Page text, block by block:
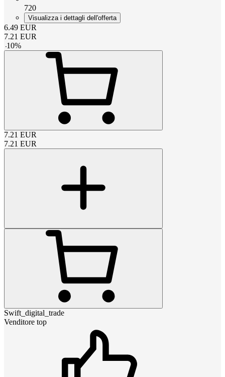
720
Visualizza i dettagli dell'offerta
6.49 EUR
7.21 EUR
-10%
7.21 EUR
7.21 EUR
Swift_digital_trade
Venditore top